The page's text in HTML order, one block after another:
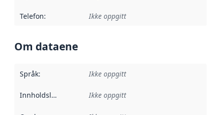
Telefon: Ikke oppgitt
Om dataene
Språk: Ikke oppgitt
Innholdsleverandører :
Ikke oppgitt